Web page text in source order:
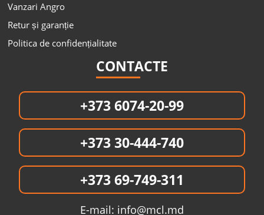
Vanzari Angro
Retur și garanție
Politica de confidențialitate
CONTACTE
+373 6074-20-99
+373 30-444-740
+373 69-749-311
E-mail: info@mcl.md